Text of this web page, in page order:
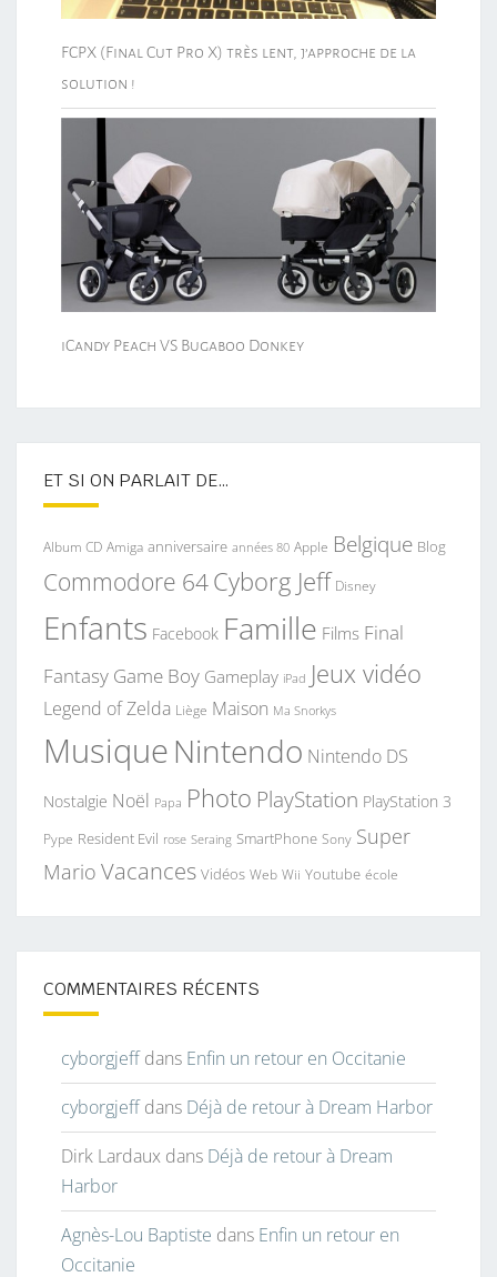
FCPX (Final Cut Pro X) très lent, j’approche de la
solution !
iCandy Peach VS Bugaboo Donkey
ET SI ON PARLAIT DE…
Album CD Amiga anniversaire années 80 Apple Belgique Blog
Commodore 64Cyborg Jeff Disney
Enfants Facebook Famille Films Final
Fantasy Game Boy Gameplay iPad Jeux vidéo
Legend of Zelda Liège Maison Ma Snorkys
MusiqueNintendo Nintendo DS
Nostalgie Noël Papa Photo PlayStation PlayStation 3
Pype Resident Evil rose Seraing SmartPhone Sony Super
Mario Vacances Vidéos Web Wii Youtube école
COMMENTAIRES RÉCENTS
cyborgjeffdans Enfin un retour en Occitanie
cyborgjeffdans Déjà de retour à Dream Harbor
Dirk Lardaux dans Déjà de retour à Dream
Harbor
Agnès-Lou Baptiste dans Enfin un retour en
Occitanie